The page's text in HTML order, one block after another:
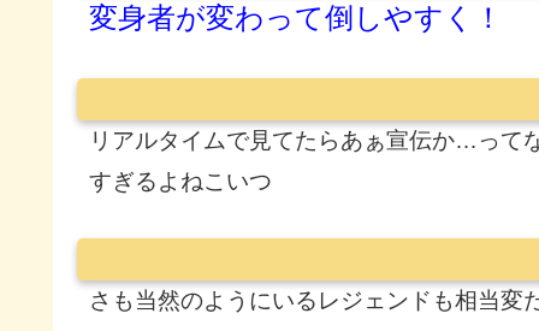
変身者が変わって倒しやすく！
リアルタイムで見てたらあぁ宣伝か…って
すぎるよねこいつ
さも当然のようにいるレジェンドも相当変